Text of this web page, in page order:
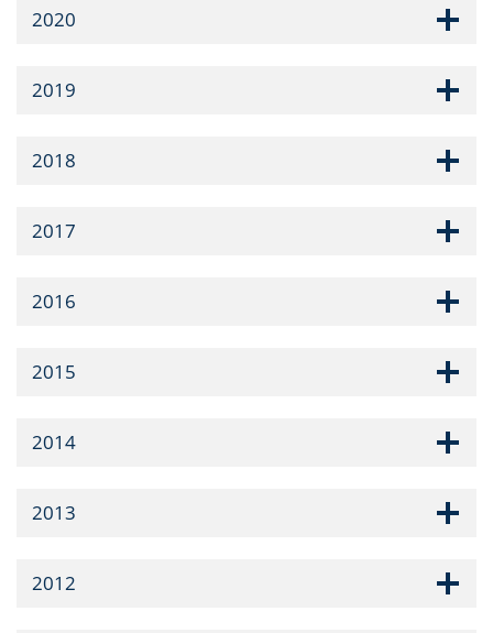
2020
2019
2018
2017
2016
2015
2014
2013
2012